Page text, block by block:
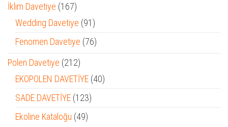
İklim Davetiye 167167
ürün
Wedding Davetiye 9191
ürün
Fenomen Davetiye 7676
Polen Davetiye 212212
ürün
EKOPOLEN DAVETİYE 4040
SADE DAVETİYE 123123
Ekoline Kataloğu 4949